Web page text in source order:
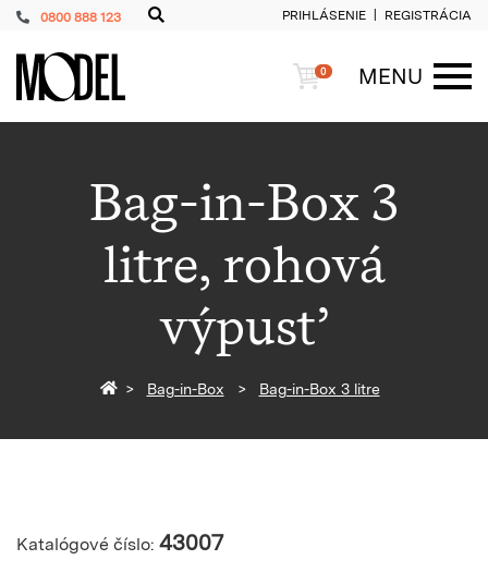
0800 888 123 PRIHLÁSENIE REGISTRÁCIA
PackShop Košík
0
MENU
Bag-in-Box 3
litre, rohová
výpusť
Späť na homepage
Bag-in-Box Bag-in-Box 3 litre
Katalógové číslo: 43007